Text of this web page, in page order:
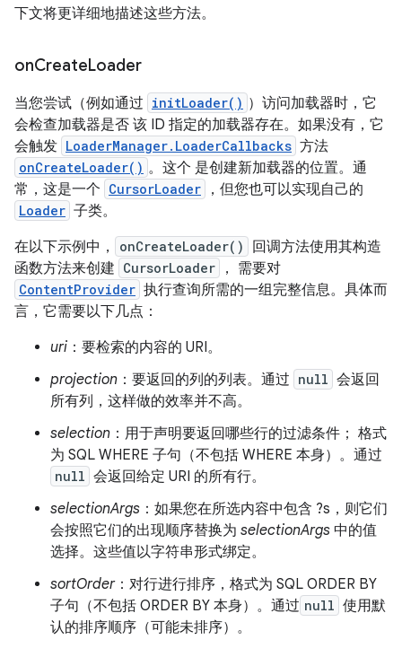
下文将更详细地描述这些方法。
onCreateLoader
当您尝试（例如通过 initLoader() ）访问加载器时，它
会检查加载器是否 该 ID 指定的加载器存在。如果没有，它
会触发 LoaderManager.LoaderCallbacks 方法
onCreateLoader() 。这个 是创建新加载器的位置。通
常，这是一个 CursorLoader ，但您也可以实现自己的
Loader 子类。
在以下示例中，
onCreateLoader()
回调方法使用其构造
函数方法来创建 CursorLoader ， 需要对
ContentProvider 执行查询所需的一组完整信息。具体而
言，它需要以下几点：
uri ：要检索的内容的 URI。
projection ：要返回的列的列表。通过 null 会返回
所有列，这样做的效率并不高。
selection ：用于声明要返回哪些行的过滤条件； 格式
为 SQL WHERE 子句（不包括 WHERE 本身）。通过
null 会返回给定 URI 的所有行。
selectionArgs ：如果您在所选内容中包含 ?s，则它们
会按照它们的出现顺序替换为 selectionArgs 中的值
选择。这些值以字符串形式绑定。
sortOrder：对行进行排序，格式为 SQL ORDER BY
子句（不包括 ORDER BY 本身）。通过 null 使用默
认的排序顺序（可能未排序）。